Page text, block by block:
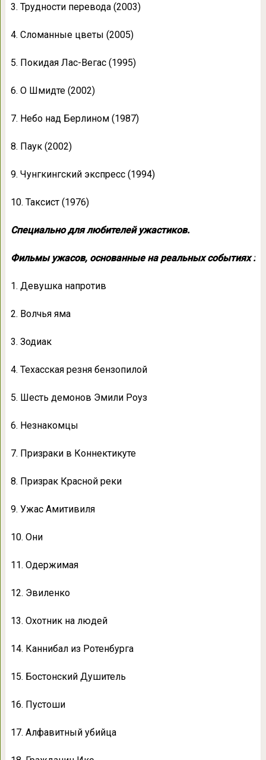
3. Трудности перевода (2003)
4. Сломанные цветы (2005)
5. Покидая Лас-Вегас (1995)
6. О Шмидте (2002)
7. Небо над Берлином (1987)
8. Паук (2002)
9. Чунгкингский экспресс (1994)
10. Таксист (1976)
Специально для любителей ужастиков.
Фильмы ужасов, основанные на реальных событиях :
1. Девушка напротив
2. Волчья яма
3. Зодиак
4. Техасская резня бензопилой
5. Шесть демонов Эмили Роуз
6. Незнакомцы
7. Призраки в Коннектикуте
8. Призрак Красной реки
9. Ужас Амитивиля
10. Они
11. Одержимая
12. Эвиленко
13. Охотник на людей
14. Каннибал из Ротенбурга
15. Бостонский Душитель
16. Пустоши
17. Алфавитный убийца